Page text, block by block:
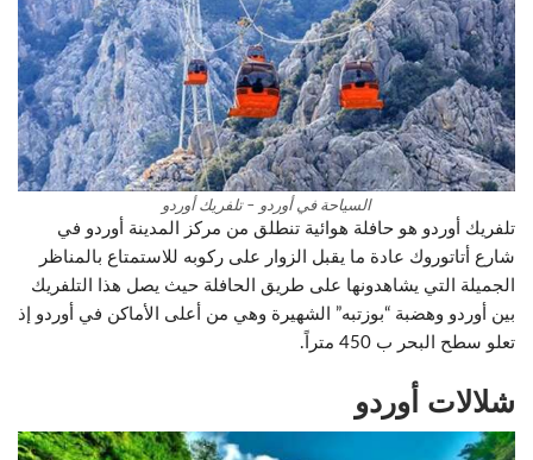
السياحة في أوردو – تلفريك أوردو
تلفريك أوردو هو حافلة هوائية تنطلق من مركز المدينة أوردو في
شارع أتاتوروك عادة ما يقبل الزوار على ركوبه للاستمتاع بالمناظر
الجميلة التي يشاهدونها على طريق الحافلة حيث يصل هذا التلفريك
بين أوردو وهضبة “بوزتبه” الشهيرة وهي من أعلى الأماكن في أوردو إذ
تعلو سطح البحر ب 450 متراً.
شلالات أوردو